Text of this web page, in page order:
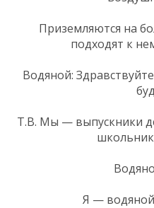
Приземляются на
подходят к
Водяной:
Т.В. Мы — выпускники
Я —